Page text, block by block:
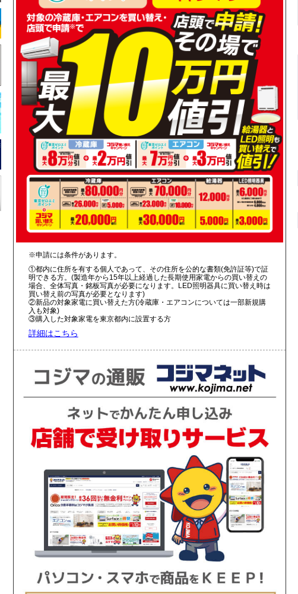
※申請には条件があります。
①都内に住所を有する個人であって、その住所を公的な書類(免許証等)で証
明できる方。(製造年から15年以上経過した長期使用家電からの買い替えの
場合、全体写真・銘板写真が必要になります。LED照明器具に買い替え時は
買い替え前の写真が必要となります)
②新品の対象家電に買い替えた方(冷蔵庫・エアコンについては一部新規購
入も対象)
③購入した対象家電を東京都内に設置する方
詳細はこちら